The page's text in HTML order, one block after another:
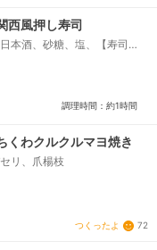
西風押し寿司
本酒、砂糖、塩、【寿司
海苔
調理時間：約1時間
わクルクルマヨ焼き
リ、爪楊枝
つくったよ 72